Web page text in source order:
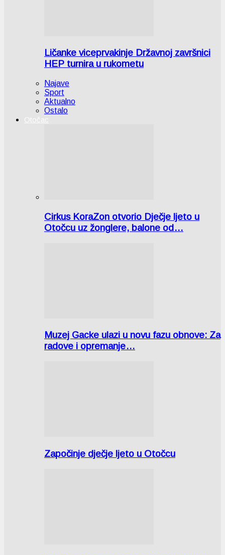
Ličanke viceprvakinje Državnoj završnici
HEP turnira u rukometu
Najave
Sport
Aktualno
Ostalo
Otočac
Cirkus KoraZon otvorio Dječje ljeto u
Otočcu uz žonglere, balone od…
Muzej Gacke ulazi u novu fazu obnove: Za
radove i opremanje…
Započinje dječje ljeto u Otočcu